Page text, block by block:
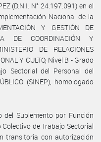
(D.N.I. N° 24.197.091) en el
Nacional de la
Y GESTIÓN DE
DE COORDINACIÓN Y
DE RELACIONES
Y CULTO, Nivel B - Grado
Sectorial del Personal del
(SINEP), homologado
del Suplemento por Función
de Trabajo Sectorial
transitoria con autorización